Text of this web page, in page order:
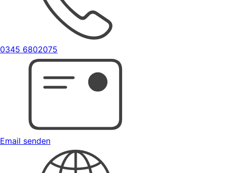
0345 6802075
Email senden